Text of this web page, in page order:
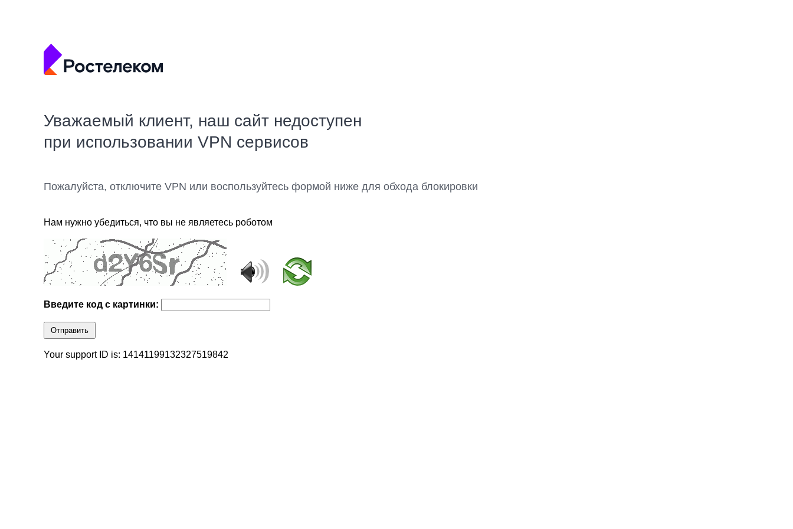
Уважаемый клиент, наш сайт недоступен
при использовании VPN сервисов
Пожалуйста, отключите VPN или воспользуйтесь формой ниже для обхода блокировки
Нам нужно убедиться, что вы не являетесь роботом
Введите код с картинки:
Отправить
Your support ID is: 14141199132327519842